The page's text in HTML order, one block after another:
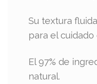
Su textura
para el cuidado
El 97% de
natural.